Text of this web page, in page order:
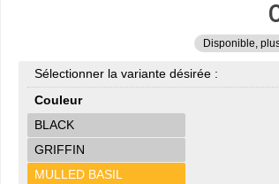
Disponible,
Sélectionner la variante désirée :
Couleur
BLACK
GRIFFIN
MULLED BASIL